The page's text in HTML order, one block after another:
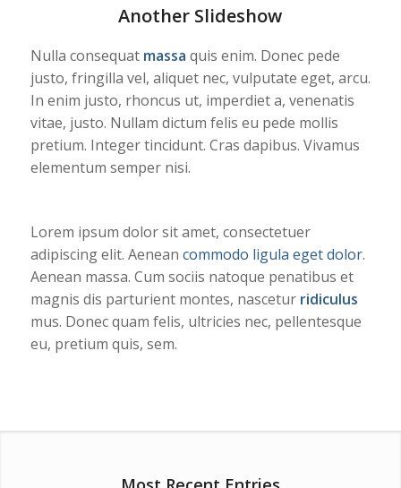
Another Slideshow
Nulla consequat massa quis enim. Donec pede
justo, fringilla vel, aliquet nec, vulputate eget, arcu.
In enim justo, rhoncus ut, imperdiet a, venenatis
vitae, justo. Nullam dictum felis eu pede mollis
pretium. Integer tincidunt. Cras dapibus. Vivamus
elementum semper nisi.
Lorem ipsum dolor sit amet, consectetuer
adipiscing elit. Aenean commodo ligula eget dolor.
Aenean massa. Cum sociis natoque penatibus et
magnis dis parturient montes, nascetur ridiculus
mus. Donec quam felis, ultricies nec, pellentesque
eu, pretium quis, sem.